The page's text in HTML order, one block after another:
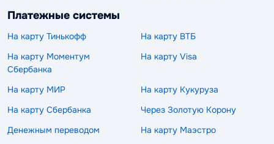
Платежные системы
На карту Тинькофф
На карту ВТБ
На карту Моментум
Сбербанка
На карту Visa
На карту МИР
На карту Кукуруза
На карту Сбербанка
Через Золотую Корону
Денежным переводом
На карту Маэстро